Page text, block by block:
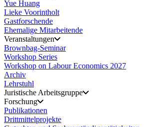
Yue Huang
Lieke Voorintholt
Gastforschende
Ehemalige Mitarbeitende
Veranstaltungen
Brownbag-Seminar
Workshop Series
Workshop on Labour Economics 2027
Archiv
Lehrstuhl
Juristische Arbeitsgruppe
Forschung
Publikationen
Drittmittelprojekte